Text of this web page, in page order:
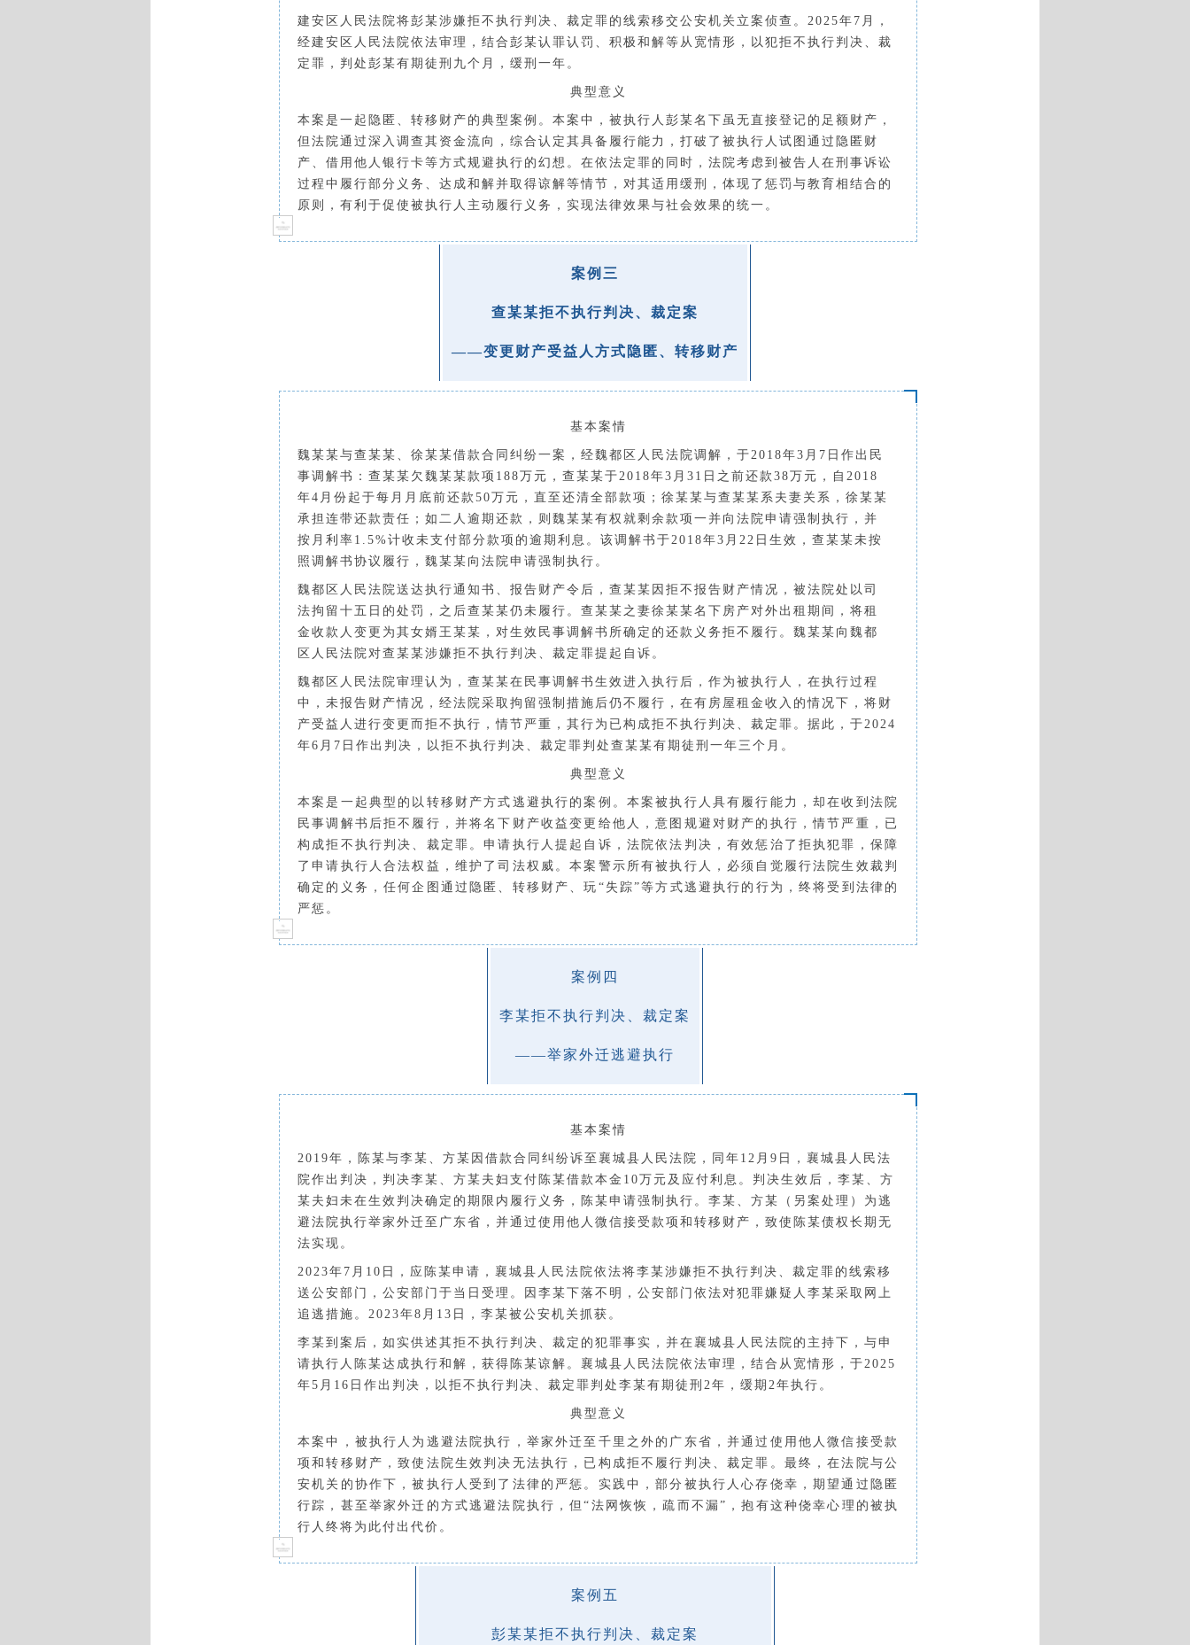
建安区人民法院将彭某涉嫌拒不执行判决、裁定罪的线索移交公安机关立案侦查。 2025年7月，
经建安区人民法院依法审理，结合彭某认罪认罚、积极和解等从宽情形，
以犯拒不执行判决、裁
定罪， 判处 彭某有期徒刑九个月，缓刑一年。
典型意义
本案 是一起隐匿、转移财产的 典型 案例 。本案中，被执行人 彭某名下虽无直接登记的足额财产，
但法院通过深入调查其资金流向，综合认定其具备履行能力，打破了被执行人试图通过隐匿财
产、借用他人 银行卡等方式规避执行的幻想。在依法定罪的同时，法院考虑到被告人在刑事诉讼
过程中履行部分义务、达成和解并取得谅解等情节，对其适用缓刑，体现了惩罚与教育相结合的
原则，有利于促使被执行人主动履行义务，实现法律效果与社会效果的统一。
案例三
查某某拒不执行判决、裁定案
——变更财产受益人方式隐匿、转移财产
基本案情
魏某某与查某某、徐某某借款合同纠纷一案，经魏都区人民法院调解，于 2018年3月7日作出民
事调解书：查某某欠魏某某款项188万元，查某某于2018年3月31日之前还款38万元，自2018
年4月份起于每月月底前还款50万元，直至还清全部款项；徐某某与查某某系夫妻关系，徐某某
承担连带还款责任；如二人逾期还款，则魏某某有权就剩余款项一并向法院申请强制执行，并
按月利率1.5%计收未支付部分款项的逾期利息。该调解书于2018年3月22日生效，查某某未按
照调解书协议履行，魏某某向法院申请强制执行。
魏都区人民法院送达执行通知书、报告财产令后，查某某因拒不报告财产情况，被法院处以司
法拘留十五日的处罚，之后查某某仍未履行。查某某之妻徐某某名下房产对外出租期间，将租
金收款人变更为其女婿王某某，对生效民事调解书所确定的还款义务拒不履行。魏某某向魏都
区人民法院对查某某涉嫌拒不执行判决、裁定罪提起自诉。
魏都区人民法院审理认为，查某某在民事调解书生效进入执行后，作为被执行人，在执行过程
中，未报告财产情况，经法院采取拘留强制措施后仍不履行，在有房屋租金收入的情况下，将财
产受益人进行变更而拒不执行，情节严重，其行为已构成拒不执行判决、裁定罪。据此，于 2024
年6月7日作出判决，以拒不执行判决、裁定罪判处查某某有期徒刑一年三个月。
典型意义
本案是一起典型的以转移财产方式逃避执行的案例。本案被执行人具有履行能力，却在收到法院
民事调解书后拒不履行，并将名下财产收益变更给他人，意图规避对财产的执行，情节严重，已
构成拒不执行判决、裁定罪。申请执行人提起自诉，法院依法判决，有效惩治了拒执犯罪，保障
了申请执行人合法权益，维护了司法权威。本案警示所有被执行人，必须自觉履行法院生效裁判
确定的义务，任何企图通过隐匿、转移财产、玩 “失踪”等方式逃避执行的行 为，终将受到法律的
严惩 。
案例四
李某拒不执行判决、裁定案
——举家外迁逃避执行
基本案情
2019年，陈某与李某、方某因借款合同纠纷诉至襄城县人民法院，同年12月9日，襄城县人民法
院作出判决，判决李某、方某夫妇支付陈某借款本金10万元及应付利息。 判决生效后， 李某、方
某夫妇 未在生效判决确定的期限内 履行义务， 陈某申请强制执行。 李某、方某（另案处理）为逃
避法院执行举家外迁至广东省，并通过使用他人微信接受款项和转移财产，致使陈某债权长期无
法实现。
2023年7月10日，应陈某申请，襄城县人民法院依法将李某涉嫌拒不执行判决、裁定罪的线索移
送公安部门，公安部门于当日受理。因李某下落不明，公安部门依法对犯罪嫌疑人李某采取网上
追逃措施。2023年8月13日，李某被公安机关抓获。
李某到案后，如实供述其拒不执行判决、裁定的犯罪事实，并在襄城县人民法院的主持下，与申
请执行人陈某达成执行和解，获得陈某谅解。襄城县人民法院依法审理，结合从宽情形，于 2025
年5月16日作出判决，以拒不执行判决、裁定罪判处李某有期徒刑2年，缓期2年执行。
典型意义
本案中，被执行人为逃避法院执行，举家外迁至千里之外的广东省，并通过使用他人微信接受款
项和转移财产，致使法院生效判决无法执行，已构成拒不履行判决、裁定罪。最终，在法院与公
安机关的协作下，被执行人受到了法律的严惩。实践中，部分被执行人心存侥幸，期望通过隐匿
行踪，甚至举家外迁的方式逃避法院执行，但“法网恢恢，疏而不漏”，抱有这种侥幸心理的被执
行人终将为此付出代价。
案例五
彭某某拒不执行判决、裁定案